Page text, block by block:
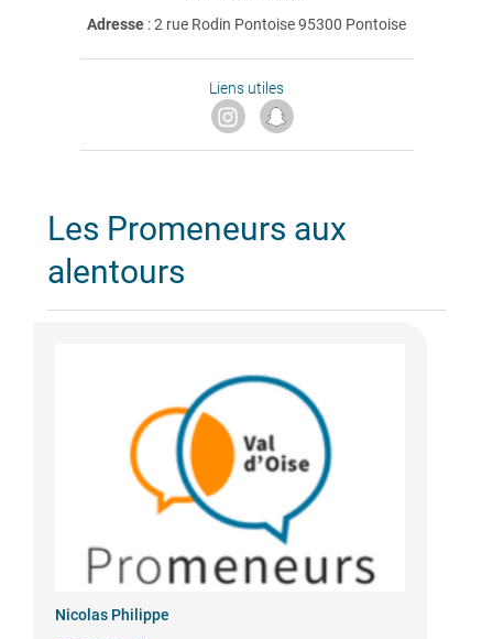
Adresse : 2 rue Rodin Pontoise 95300 Pontoise
Liens utiles
Les Promeneurs aux
alentours
Nicolas Philippe